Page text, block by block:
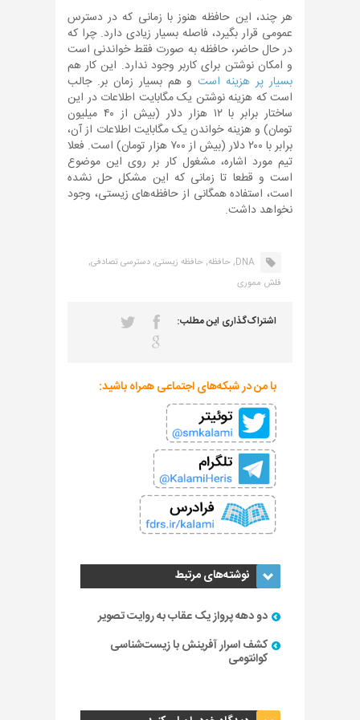
هر چند، این حافظه هنوز با زمانی که در دسترس
عمومی قرار بگیرد، فاصله بسیار زیادی دارد. چرا که
در حال حاضر، حافظه به صورت فقط خواندنی است
و امکان نوشتن برای کاربر وجود ندارد. این کار هم
بسیار پر هزینه استو هم بسیار زمان بر. جالب
است که هزینه نوشتن یک مگابایت اطلاعات در این
ساختار برابر با ۱۲ هزار دلار (بیش از ۴۰ میلیون
تومان) و هزینه خواندن یک مگابایت اطلاعات از آن،
برابر با ۲۰۰ دلار (بیش از ۷۰۰ هزار تومان) است. فعلا
تیم مورد اشاره، مشغول کار بر روی این موضوع
است و قطعا تا زمانی که این مشکل حل نشده
است، استفاده همگانی از حافظه‌های زیستی، وجود
نخواهد داشت.
DNA, حافظه, حافظه زیستی,دسترسی تصادفی,
فلش مموری
اشتراک‌گذاری این مطلب:
با من در شبکه‌های اجتماعی همراه باشید:
نوشته‌های مرتبط
دو دهه پرواز یک عقاب به روایت تصویر
کشف اسرار آفرینش با زیست‌شناسی
کوانتومی